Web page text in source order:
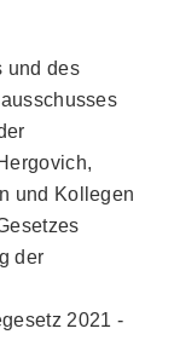
und des
und Kollegen
der
2021 -